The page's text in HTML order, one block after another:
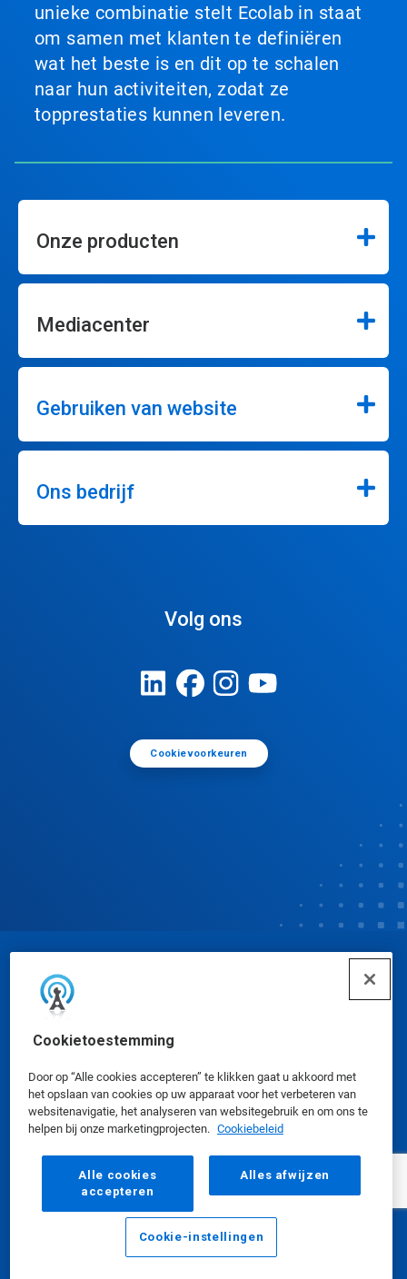
Cookietoestemming
Door op “Alle cookies accepteren” te klikken gaat u akkoord met
het opslaan van cookies op uw apparaat voor het verbeteren van
websitenavigatie, het analyseren van websitegebruik en om ons te
helpen bij onze marketingprojecten. Cookiebeleid
Alle cookies
accepteren
Alles afwijzen
Cookie-instellingen
unieke combinatie stelt Ecolab in staat
om samen met klanten te definiëren
wat het beste is en dit op te schalen
naar hun activiteiten, zodat ze
topprestaties kunnen leveren.
Onze producten
Mediacenter
Gebruiken van website
Ons bedrijf
Volg ons
Cookievoorkeuren
E-mailadres
Gebruiksvoorwaarden